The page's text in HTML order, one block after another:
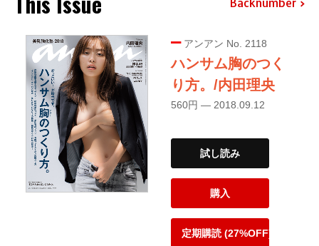
Backnumber
アンアン No. 2118
ハンサム胸のつく
り方。/内田理央
560円 — 2018.09.12
試し読み
購入
定期購読 (27%OFF)